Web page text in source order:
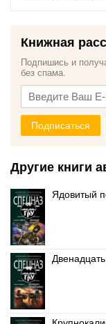
Книжная
Подпишись и
без спама.
Подписаться
Другие книги
Ядовитый